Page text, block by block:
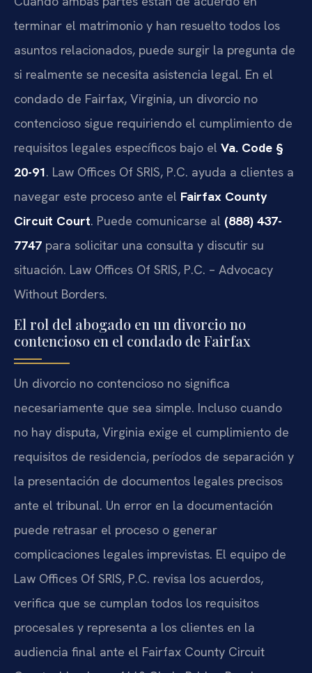
terminar el matrimonio y han resuelto todos los
asuntos relacionados, puede surgir la pregunta de
si realmente se necesita asistencia legal. En el
condado de Fairfax, Virginia, un divorcio no
contencioso sigue requiriendo el cumplimiento de
requisitos legales específicos bajo el Va. Code §
20-91. Law Offices Of SRIS, P.C. ayuda a clientes a
navegar este proceso ante el Fairfax County
Circuit Court. Puede comunicarse al (888) 437-
7747 para solicitar una consulta y discutir su
situación. Law Offices Of SRIS, P.C. – Advocacy
Without Borders.
El rol del abogado en un divorcio no
contencioso en el condado de Fairfax
Un divorcio no contencioso no significa
necesariamente que sea simple. Incluso cuando
no hay disputa, Virginia exige el cumplimiento de
requisitos de residencia, períodos de separación y
la presentación de documentos legales precisos
ante el tribunal. Un error en la documentación
puede retrasar el proceso o generar
complicaciones legales imprevistas. El equipo de
Law Offices Of SRIS, P.C. revisa los acuerdos,
verifica que se cumplan todos los requisitos
procesales y representa a los clientes en la
audiencia final ante el Fairfax County Circuit